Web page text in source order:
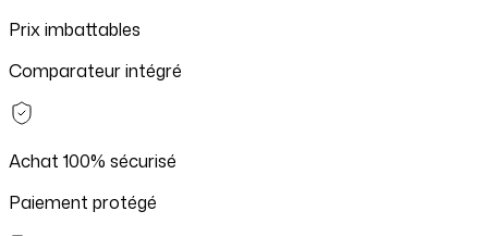
Prix imbattables
Comparateur intégré
Achat 100% sécurisé
Paiement protégé